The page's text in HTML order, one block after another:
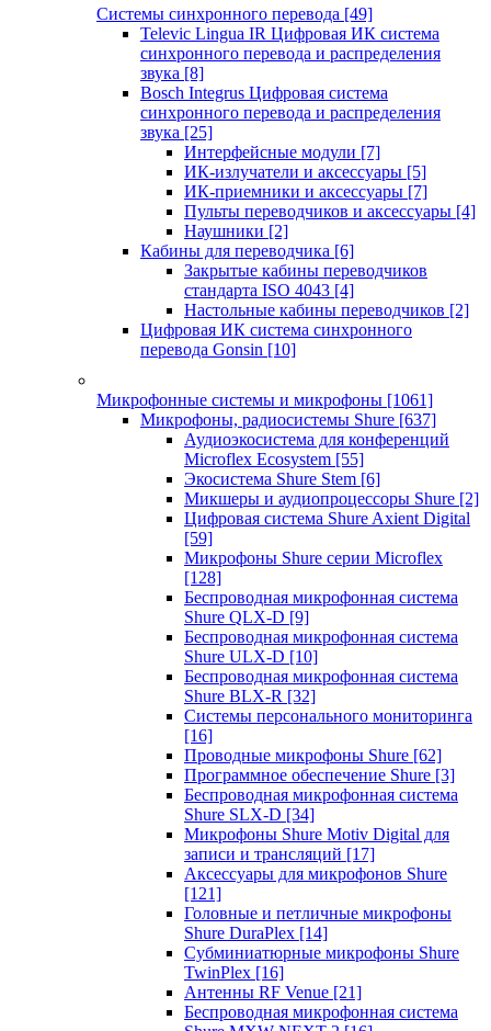
Системы синхронного перевода [49]
Televic Lingua IR Цифровая ИК система
синхронного перевода и распределения
звука [8]
Bosch Integrus Цифровая система
синхронного перевода и распределения
звука [25]
Интерфейсные модули [7]
ИК-излучатели и аксессуары [5]
ИК-приемники и аксессуары [7]
Пульты переводчиков и аксессуары [4]
Наушники [2]
Кабины для переводчика [6]
Закрытые кабины переводчиков
стандарта ISO 4043 [4]
Настольные кабины переводчиков [2]
Цифровая ИК система синхронного
перевода Gonsin [10]
Микрофонные системы и микрофоны [1061]
Микрофоны, радиосистемы Shure [637]
Аудиоэкосистема для конференций
Microflex Ecosystem [55]
Экосистема Shure Stem [6]
Микшеры и аудиопроцессоры Shure [2]
Цифровая система Shure Axient Digital
[59]
Микрофоны Shure серии Microflex
[128]
Беспроводная микрофонная система
Shure QLX-D [9]
Беспроводная микрофонная система
Shure ULX-D [10]
Беспроводная микрофонная система
Shure BLX-R [32]
Системы персонального мониторинга
[16]
Проводные микрофоны Shure [62]
Программное обеспечение Shure [3]
Беспроводная микрофонная система
Shure SLX-D [34]
Микрофоны Shure Motiv Digital для
записи и трансляций [17]
Аксессуары для микрофонов Shure
[121]
Головные и петличные микрофоны
Shure DuraPlex [14]
Субминиатюрные микрофоны Shure
TwinPlex [16]
Антенны RF Venue [21]
Беспроводная микрофонная система